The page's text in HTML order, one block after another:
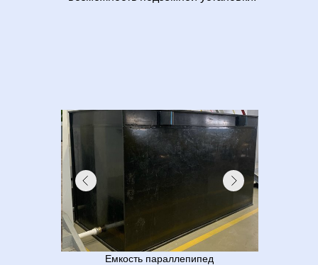
Емкость параллепипед